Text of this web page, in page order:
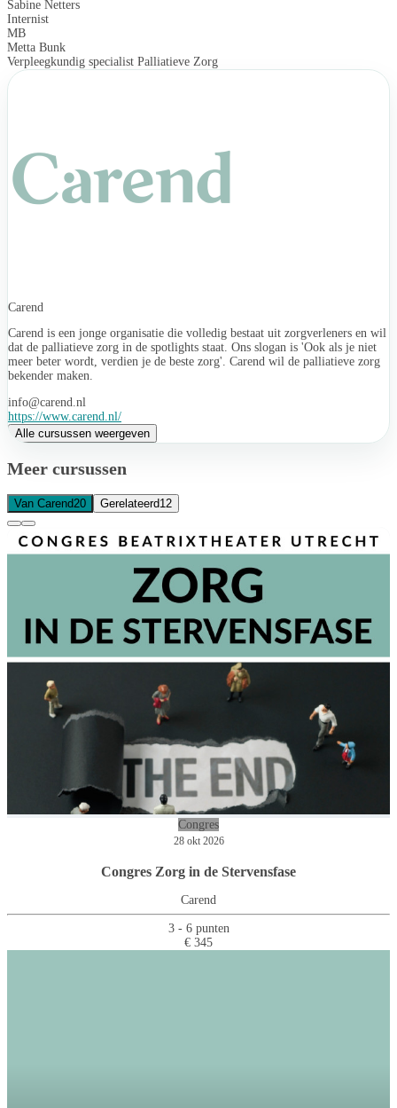
Sabine Netters
Internist
MB
Metta Bunk
Verpleegkundig specialist Palliatieve Zorg
Carend
Carend is een jonge organisatie die volledig bestaat uit zorgverleners en wil
dat de palliatieve zorg in de spotlights staat. Ons slogan is 'Ook als je niet
meer beter wordt, verdien je de beste zorg'. Carend wil de palliatieve zorg
bekender maken.
info@carend.nl
https://www.carend.nl/
Alle cursussen weergeven
Meer cursussen
Van Carend20 Gerelateerd12
Congres
28 okt 2026
Congres Zorg in de Stervensfase
Carend
3 - 6 punten
€ 345